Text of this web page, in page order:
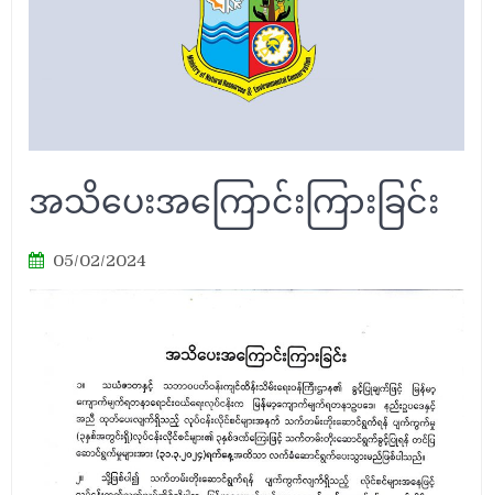
အသိပေးအကြောင်းကြားခြင်း
05/02/2024